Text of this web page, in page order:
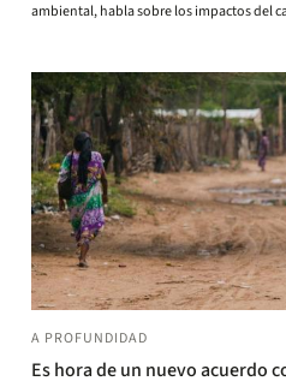
ambiental, habla sobre los impactos del
A PROFUNDIDAD
Es hora de un nuevo acuerdo